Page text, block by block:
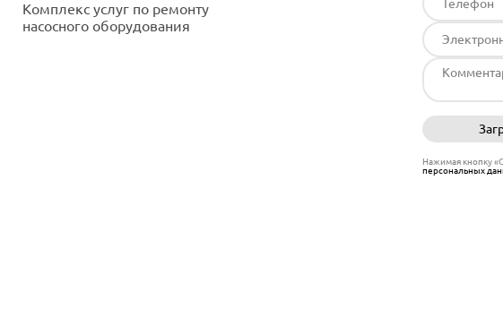
Комплекс услуг по ремонту
насосного оборудования
Нажимая кнопку
персональных